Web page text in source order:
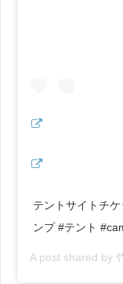
テントサイトチケ
ンプ #テント
A post shared by